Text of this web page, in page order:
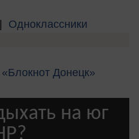
| Одноклассники
Донецк»